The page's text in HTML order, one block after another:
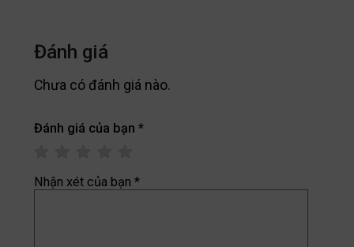
Đánh giá
Chưa có đánh giá nào.
Đánh giá của bạn *
Nhận xét của bạn *